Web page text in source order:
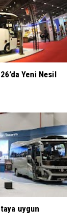
Yeni Nesil
uygun